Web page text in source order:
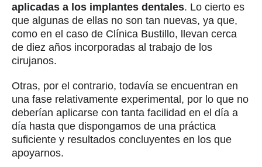
aplicadas a los implantes dentales. Lo cierto es
que algunas de ellas no son tan nuevas, ya que,
como en el caso de Clínica Bustillo, llevan cerca
de diez años incorporadas al trabajo de los
cirujanos.
Otras, por el contrario, todavía se encuentran en
una fase relativamente experimental, por lo que no
deberían aplicarse con tanta facilidad en el día a
día hasta que dispongamos de una práctica
suficiente y resultados concluyentes en los que
apoyarnos.